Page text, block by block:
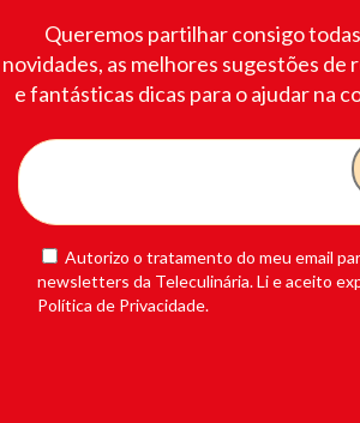
Queremos partilhar consigo
novidades, as melhores sugestões de
e fantásticas dicas para o ajudar na
Autorizo o tratamento do meu email
newsletters da Teleculinária. Li e aceito
Política de Privacidade.